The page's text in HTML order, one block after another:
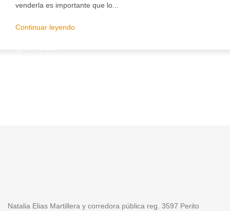
venderla es importante que lo...
Continuar leyendo
Natalia Elias Martillera y corredora pública reg. 3597 Perito